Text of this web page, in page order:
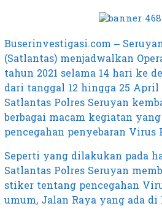
Buserinvestigasi.com –
(Satlantas) menjadwalkan
tahun 2021 selama 14 hari ke
dari tanggal 12 hingga 25 April
Satlantas Polres Seruyan
berbagai macam kegiatan
pencegahan penyebaran Virus
Seperti yang dilakukan pada
Satlantas Polres Seruyan
stiker tentang pencegahan
umum, Jalan Raya yang ada di